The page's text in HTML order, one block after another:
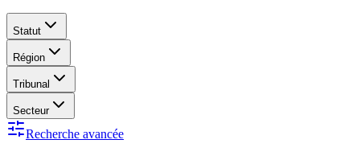
Statut
Région
Tribunal
Secteur
Recherche avancée